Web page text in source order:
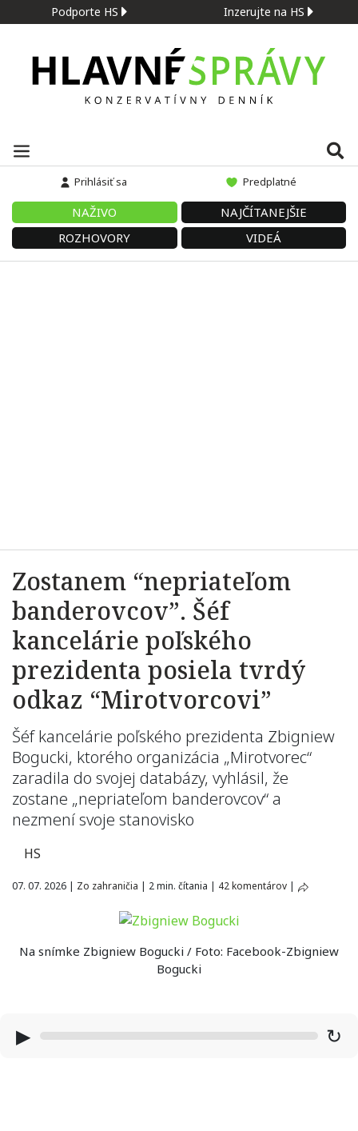
Podporte HS Inzerujte na HS
Prihlásiť sa Predplatné
NAŽIVO
NAJČÍTANEJŠIE
ROZHOVORY
VIDEÁ
Zostanem “nepriateľom
banderovcov”. Šéf
kancelárie poľského
prezidenta posiela tvrdý
odkaz “Mirotvorcovi”
Šéf kancelárie poľského prezidenta Zbigniew
Bogucki, ktorého organizácia „Mirotvorec“
zaradila do svojej databázy, vyhlásil, že
zostane „nepriateľom banderovcov“ a
nezmení svoje stanovisko
HS
07. 07. 2026 | Zo zahraničia | 2 min. čítania | 42 komentárov |
Na snímke Zbigniew Bogucki / Foto: Facebook-Zbigniew
Bogucki
▶ ↻